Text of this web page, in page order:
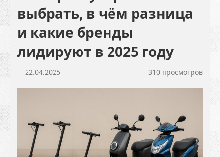
выбрать, в чём разница
и какие бренды
лидируют в 2025 году
22.04.2025 310 просмотров